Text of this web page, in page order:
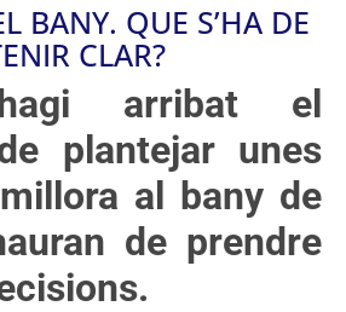
BANY. QUE S’HA DE
CLAR?
arribat el
plantejar unes
al bany de
de prendre